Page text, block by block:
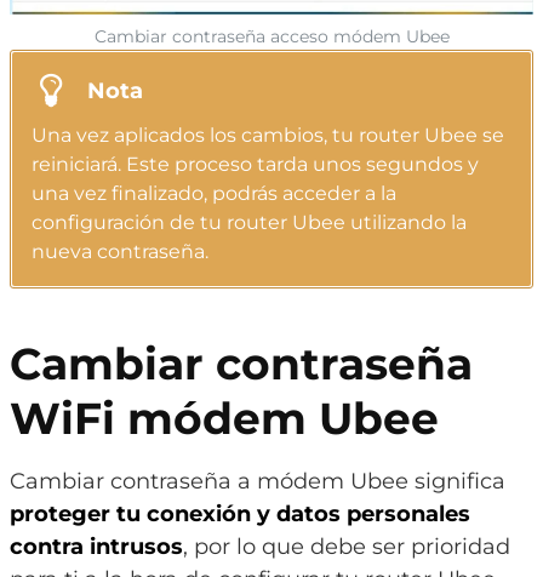
Cambiar contraseña acceso módem Ubee
Nota
Una vez aplicados los cambios, tu router Ubee se
reiniciará. Este proceso tarda unos segundos y
una vez finalizado, podrás acceder a la
configuración de tu router Ubee utilizando la
nueva contraseña.
Cambiar contraseña
WiFi módem Ubee
Cambiar contraseña a módem Ubee significa
proteger tu conexión y datos personales
contra intrusos, por lo que debe ser prioridad